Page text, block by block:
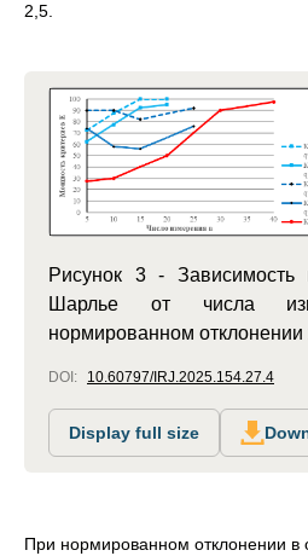
2,5.
Рисунок 3 - Зависимость
Шарлье от числа
нормированном отклонении
DOI: 10.60797/IRJ.2025.154.27.4
Display full size
При нормированном отклонении в